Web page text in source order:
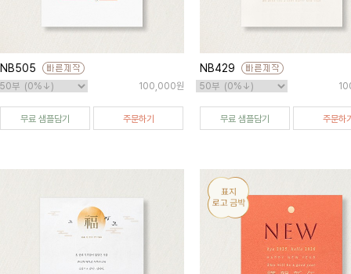
NB505
100,000원
무료 샘플담기 주문하기
NB429
무료 샘플담기 주문하